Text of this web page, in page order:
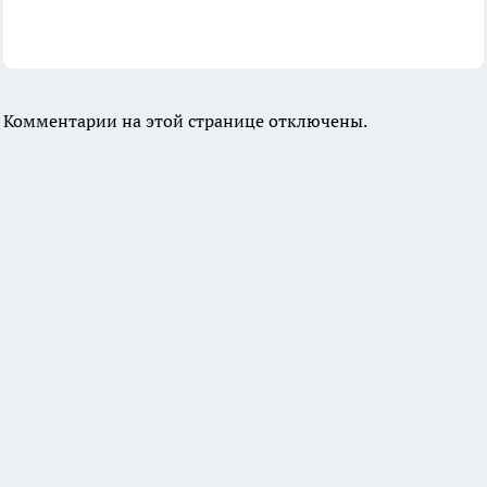
Комментарии на этой странице отключены.